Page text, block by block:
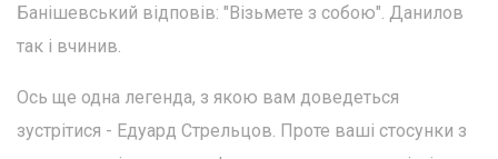
Банішевський відповів: "Візьмете з собою". Данилов
так і вчинив.
Ось ще одна легенда, з якою вам доведеться
зустрітися - Едуард Стрельцов. Проте ваші стосунки з